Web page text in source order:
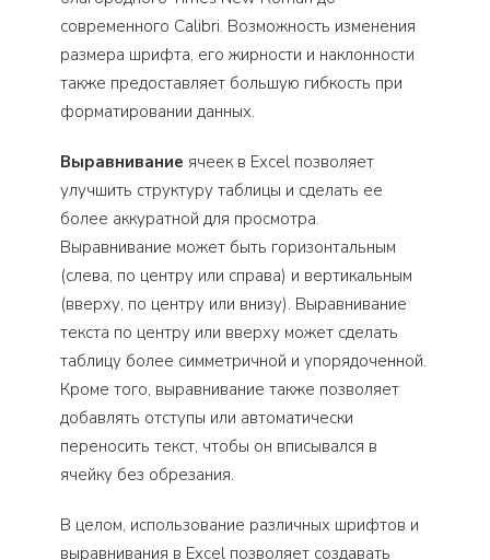
современного Calibri. Возможность изменения
размера шрифта, его жирности и наклонности
также предоставляет большую гибкость при
форматировании данных.
Выравнивание ячеек в Excel позволяет
улучшить структуру таблицы и сделать ее
более аккуратной для просмотра.
Выравнивание может быть горизонтальным
(слева, по центру или справа) и вертикальным
(вверху, по центру или внизу). Выравнивание
текста по центру или вверху может сделать
таблицу более симметричной и упорядоченной.
Кроме того, выравнивание также позволяет
добавлять отступы или автоматически
переносить текст, чтобы он вписывался в
ячейку без обрезания.
В целом, использование различных шрифтов и
выравнивания в Excel позволяет создавать